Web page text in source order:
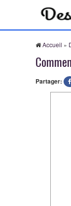
Accueil »
Partager: